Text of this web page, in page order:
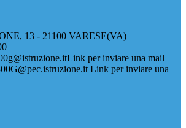
13 - 21100 VARESE(VA)
Link per inviare una mail
Link per inviare una